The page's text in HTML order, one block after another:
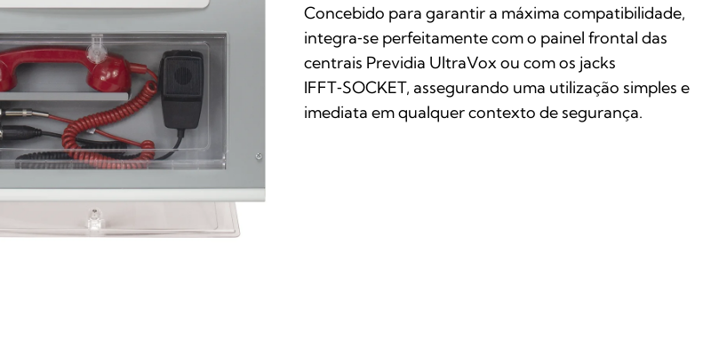
Concebido para garantir a máxima compatibilidade,
integra‑se perfeitamente com o painel frontal das
centrais Previdia UltraVox ou com os jacks
IFFT‑SOCKET, assegurando uma utilização simples e
imediata em qualquer contexto de segurança.